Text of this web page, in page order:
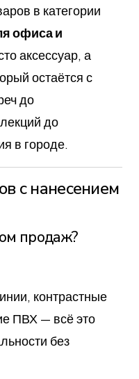
в категории
офиса и
аксессуар, а
остаётся с
до
до
в городе.
с нанесением
продаж?
контрастные
ПВХ — всё это
без